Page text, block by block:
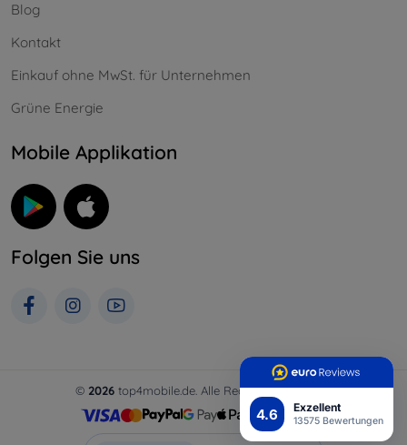
4.6 Exzellent
13575 Bewertungen
Blog
Kontakt
Einkauf ohne MwSt. für Unternehmen
Grüne Energie
Mobile Applikation
Folgen Sie uns
© 2026 top4mobile.de. Alle Rechte vorbehalten.